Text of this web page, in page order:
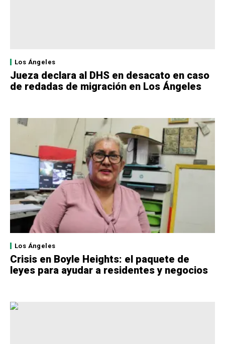
Los Ángeles
Jueza declara al DHS en desacato en caso
de redadas de migración en Los Ángeles
Los Ángeles
Crisis en Boyle Heights: el paquete de
leyes para ayudar a residentes y negocios